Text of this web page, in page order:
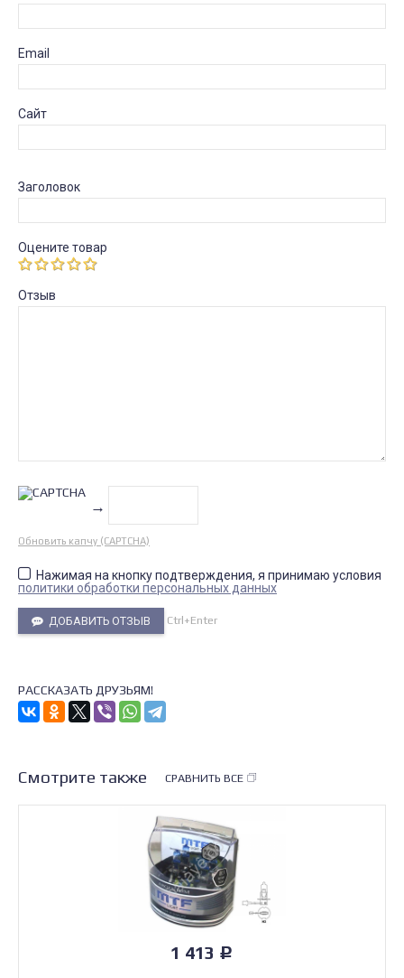
Email
Сайт
Заголовок
Оцените товар
Отзыв
→
Обновить капчу (CAPTCHA)
Нажимая на кнопку подтверждения, я принимаю условия
политики обработки персональных данных
ДОБАВИТЬ ОТЗЫВ Ctrl+Enter
РАССКАЗАТЬ ДРУЗЬЯМ!
Смотрите также СРАВНИТЬ ВСЕ
1 413 Р